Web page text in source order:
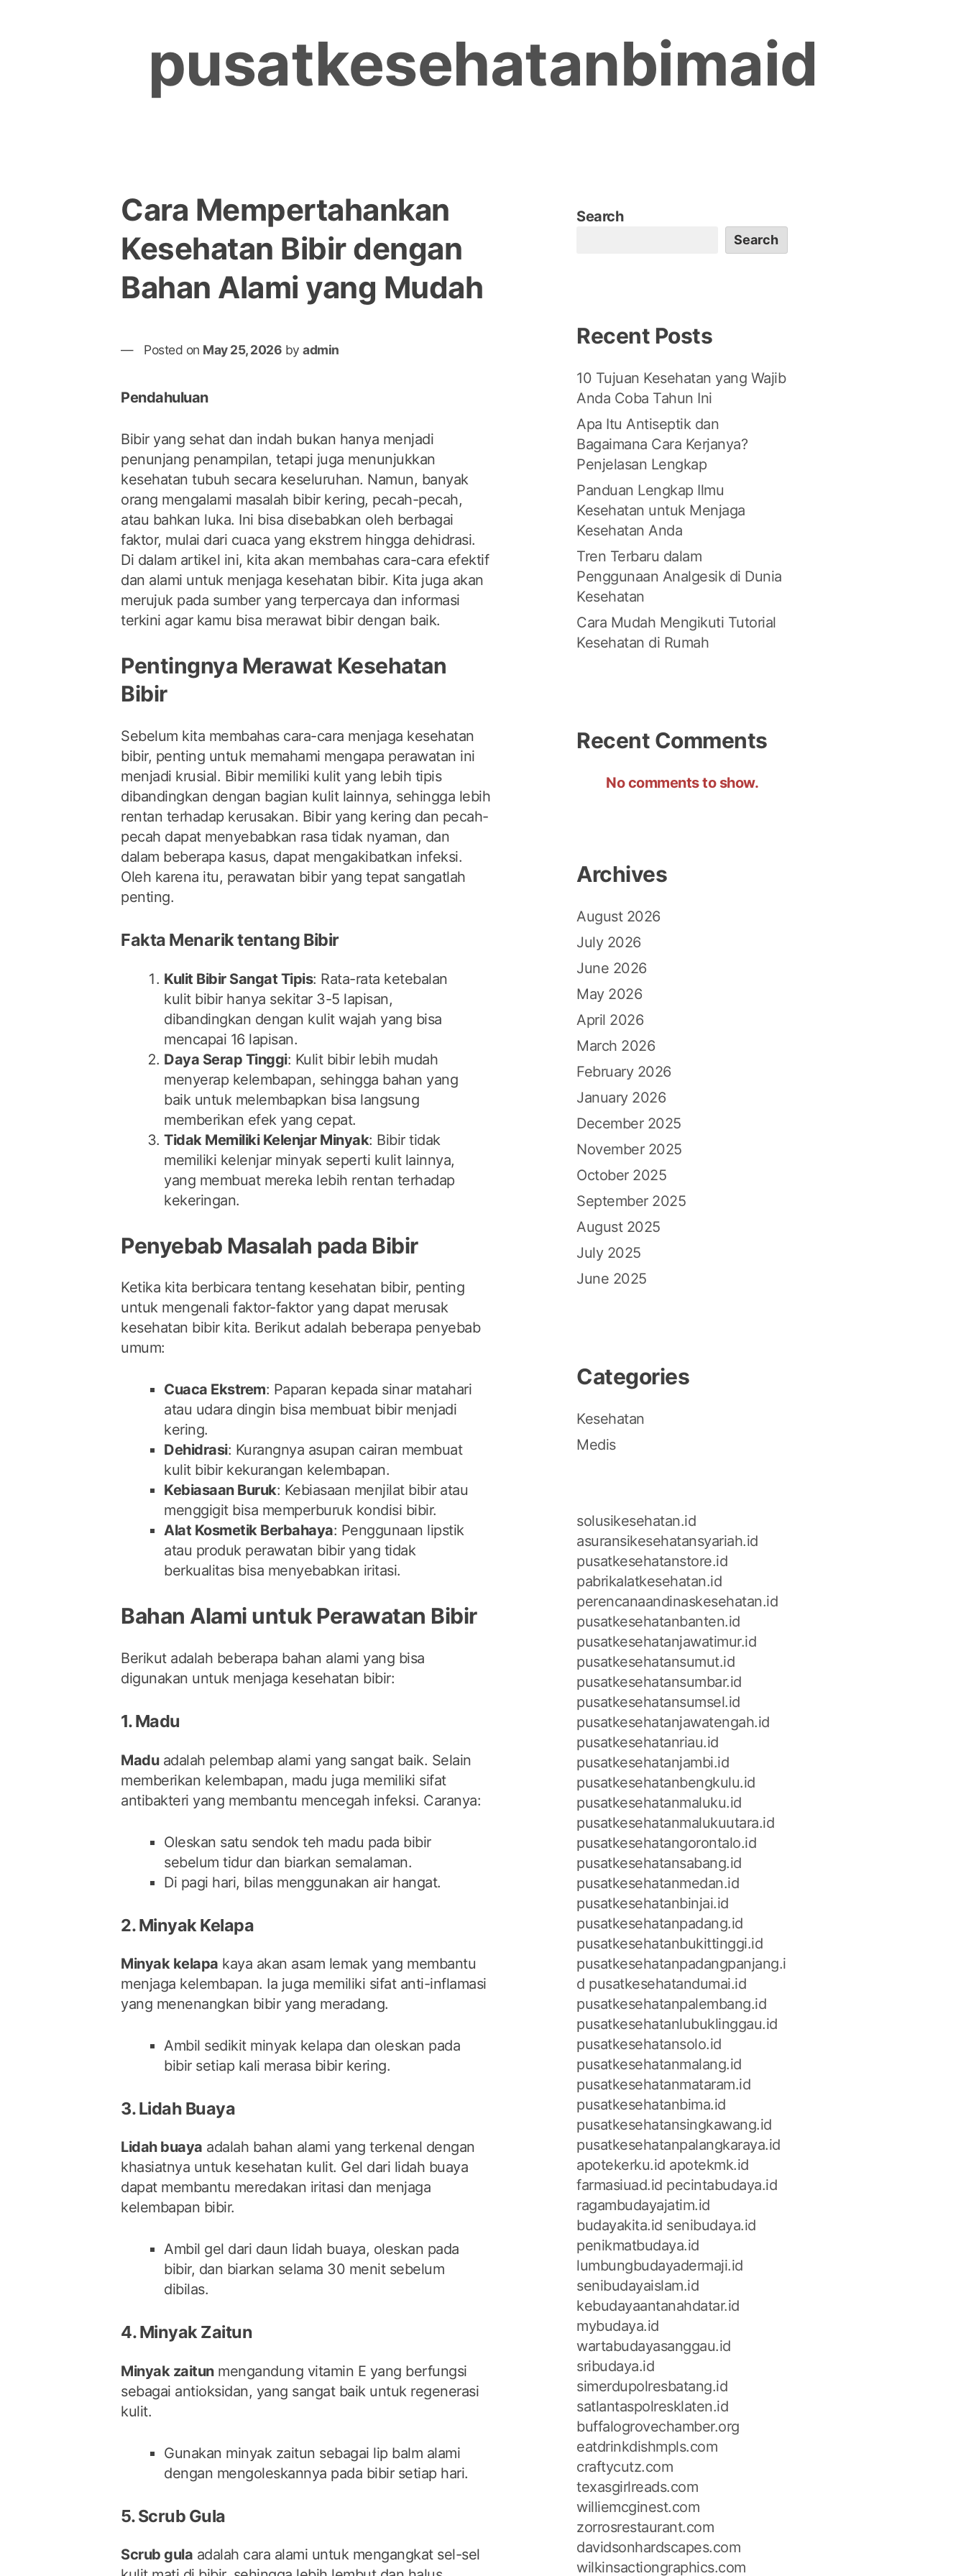
contentpusatkesehatanbimaid
Cara Mempertahankan
Kesehatan Bibir dengan
Bahan Alami yang Mudah
Posted on May 25, 2026 byadmin
Pendahuluan
Bibir yang sehat dan indah bukan hanya menjadi
penunjang penampilan, tetapi juga menunjukkan
kesehatan tubuh secara keseluruhan. Namun, banyak
orang mengalami masalah bibir kering, pecah-pecah,
atau bahkan luka. Ini bisa disebabkan oleh berbagai
faktor, mulai dari cuaca yang ekstrem hingga dehidrasi.
Di dalam artikel ini, kita akan membahas cara-cara efektif
dan alami untuk menjaga kesehatan bibir. Kita juga akan
merujuk pada sumber yang terpercaya dan informasi
terkini agar kamu bisa merawat bibir dengan baik.
Pentingnya Merawat Kesehatan
Bibir
Sebelum kita membahas cara-cara menjaga kesehatan
bibir, penting untuk memahami mengapa perawatan ini
menjadi krusial. Bibir memiliki kulit yang lebih tipis
dibandingkan dengan bagian kulit lainnya, sehingga lebih
rentan terhadap kerusakan. Bibir yang kering dan pecah-
pecah dapat menyebabkan rasa tidak nyaman, dan
dalam beberapa kasus, dapat mengakibatkan infeksi.
Oleh karena itu, perawatan bibir yang tepat sangatlah
penting.
Fakta Menarik tentang Bibir
Kulit Bibir Sangat Tipis: Rata-rata ketebalan
kulit bibir hanya sekitar 3-5 lapisan,
dibandingkan dengan kulit wajah yang bisa
mencapai 16 lapisan.
Daya Serap Tinggi: Kulit bibir lebih mudah
menyerap kelembapan, sehingga bahan yang
baik untuk melembapkan bisa langsung
memberikan efek yang cepat.
Tidak Memiliki Kelenjar Minyak: Bibir tidak
memiliki kelenjar minyak seperti kulit lainnya,
yang membuat mereka lebih rentan terhadap
kekeringan.
Penyebab Masalah pada Bibir
Ketika kita berbicara tentang kesehatan bibir, penting
untuk mengenali faktor-faktor yang dapat merusak
kesehatan bibir kita. Berikut adalah beberapa penyebab
umum:
Cuaca Ekstrem: Paparan kepada sinar matahari
atau udara dingin bisa membuat bibir menjadi
kering.
Dehidrasi: Kurangnya asupan cairan membuat
kulit bibir kekurangan kelembapan.
Kebiasaan Buruk: Kebiasaan menjilat bibir atau
menggigit bisa memperburuk kondisi bibir.
Alat Kosmetik Berbahaya: Penggunaan lipstik
atau produk perawatan bibir yang tidak
berkualitas bisa menyebabkan iritasi.
Bahan Alami untuk Perawatan Bibir
Berikut adalah beberapa bahan alami yang bisa
digunakan untuk menjaga kesehatan bibir:
1. Madu
Maduadalah pelembap alami yang sangat baik. Selain
memberikan kelembapan, madu juga memiliki sifat
antibakteri yang membantu mencegah infeksi. Caranya:
Oleskan satu sendok teh madu pada bibir
sebelum tidur dan biarkan semalaman.
Di pagi hari, bilas menggunakan air hangat.
2. Minyak Kelapa
Minyak kelapa kaya akan asam lemak yang membantu
menjaga kelembapan. Ia juga memiliki sifat anti-inflamasi
yang menenangkan bibir yang meradang.
Ambil sedikit minyak kelapa dan oleskan pada
bibir setiap kali merasa bibir kering.
3. Lidah Buaya
Lidah buaya adalah bahan alami yang terkenal dengan
khasiatnya untuk kesehatan kulit. Gel dari lidah buaya
dapat membantu meredakan iritasi dan menjaga
kelembapan bibir.
Ambil gel dari daun lidah buaya, oleskan pada
bibir, dan biarkan selama 30 menit sebelum
dibilas.
4. Minyak Zaitun
Minyak zaitunmengandung vitamin E yang berfungsi
sebagai antioksidan, yang sangat baik untuk regenerasi
kulit.
Gunakan minyak zaitun sebagai lip balm alami
dengan mengoleskannya pada bibir setiap hari.
5. Scrub Gula
Scrub gula adalah cara alami untuk mengangkat sel-sel
Search
Search
Recent Posts
10 Tujuan Kesehatan yang Wajib
Anda Coba Tahun Ini
Apa Itu Antiseptik dan
Bagaimana Cara Kerjanya?
Penjelasan Lengkap
Panduan Lengkap Ilmu
Kesehatan untuk Menjaga
Kesehatan Anda
Tren Terbaru dalam
Penggunaan Analgesik di Dunia
Kesehatan
Cara Mudah Mengikuti Tutorial
Kesehatan di Rumah
Recent Comments
No comments to show.
Archives
August 2026
July 2026
June 2026
May 2026
April 2026
March 2026
February 2026
January 2026
December 2025
November 2025
October 2025
September 2025
August 2025
July 2025
June 2025
Categories
Kesehatan
Medis
solusikesehatan.id
asuransikesehatansyariah.id
pusatkesehatanstore.id
pabrikalatkesehatan.id
perencanaandinaskesehatan.id
pusatkesehatanbanten.id
pusatkesehatanjawatimur.id
pusatkesehatansumut.id
pusatkesehatansumbar.id
pusatkesehatansumsel.id
pusatkesehatanjawatengah.id
pusatkesehatanriau.id
pusatkesehatanjambi.id
pusatkesehatanbengkulu.id
pusatkesehatanmaluku.id
pusatkesehatanmalukuutara.id
pusatkesehatangorontalo.id
pusatkesehatansabang.id
pusatkesehatanmedan.id
pusatkesehatanbinjai.id
pusatkesehatanpadang.id
pusatkesehatanbukittinggi.id
pusatkesehatanpadangpanjang.i
d pusatkesehatandumai.id
pusatkesehatanpalembang.id
pusatkesehatanlubuklinggau.id
pusatkesehatansolo.id
pusatkesehatanmalang.id
pusatkesehatanmataram.id
pusatkesehatanbima.id
pusatkesehatansingkawang.id
pusatkesehatanpalangkaraya.id
apotekerku.id apotekmk.id
farmasiuad.id pecintabudaya.id
ragambudayajatim.id
budayakita.id senibudaya.id
penikmatbudaya.id
lumbungbudayadermaji.id
senibudayaislam.id
kebudayaantanahdatar.id
mybudaya.id
wartabudayasanggau.id
sribudaya.id
simerdupolresbatang.id
satlantaspolresklaten.id
buffalogrovechamber.org
eatdrinkdishmpls.com
craftycutz.com
texasgirlreads.com
williemcginest.com
zorrosrestaurant.com
davidsonhardscapes.com
wilkinsactiongraphics.com